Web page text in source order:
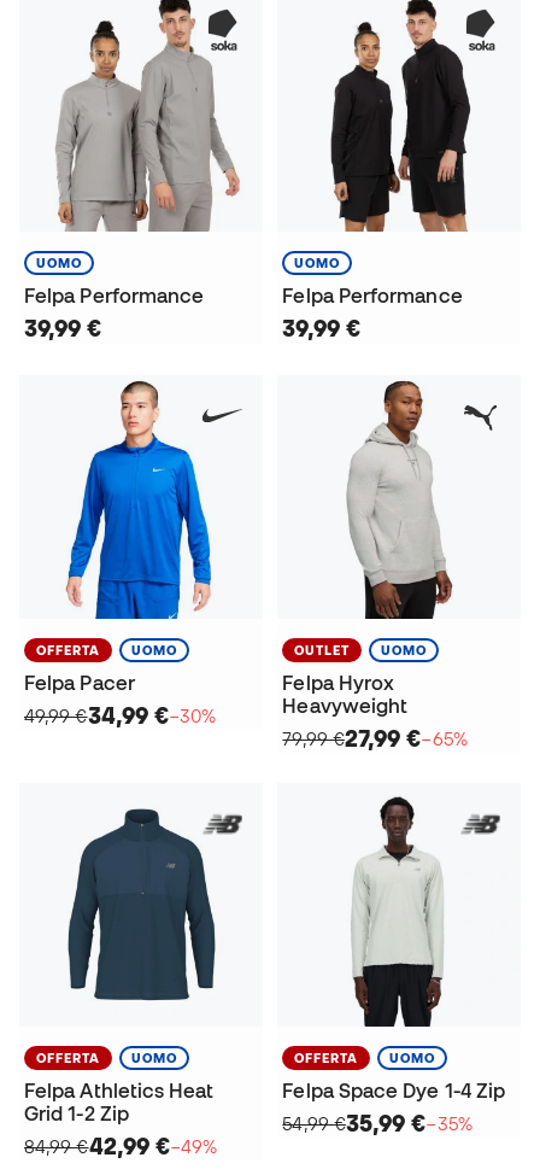
UOMO
Felpa Performance
39,99 €
UOMO
Felpa Performance
39,99 €
OFFERTA UOMO
Felpa Pacer
49,99 €34,99 €−30%
OUTLET UOMO
Felpa Hyrox
Heavyweight
79,99 €27,99 €−65%
OFFERTA UOMO
Felpa Athletics Heat
Grid 1-2 Zip
84,99 €42,99 €−49%
OFFERTA UOMO
Felpa Space Dye 1-4 Zip
54,99 €35,99 €−35%